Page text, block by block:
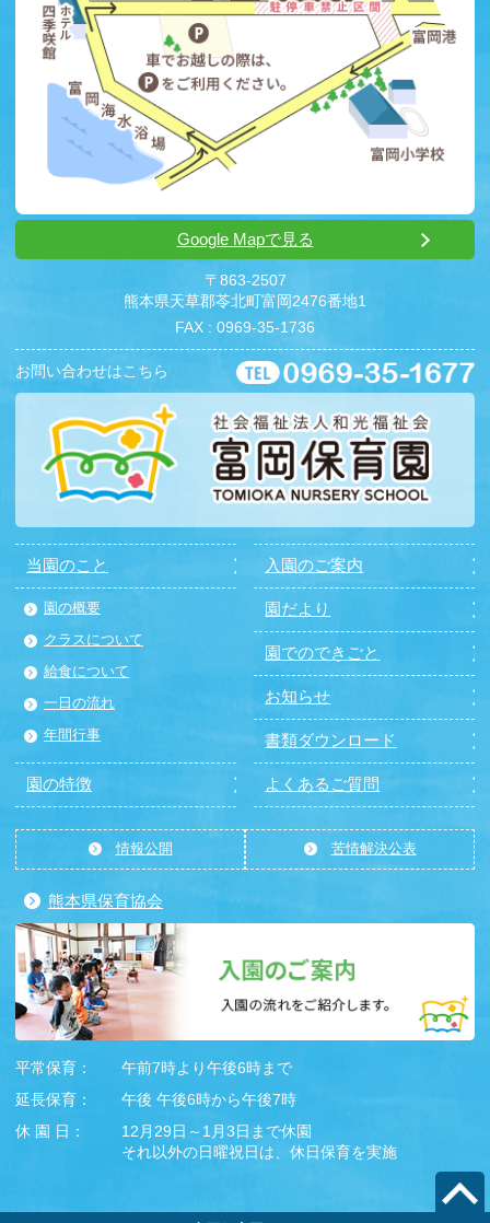
Google Mapで見る
〒863-2507
熊本県天草郡苓北町富岡2476番地1
FAX : 0969-35-1736
お問い合わせはこちら
当園のこと
園の概要
クラスについて
給食について
一日の流れ
年間行事
園の特徴
入園のご案内
園だより
園でのできごと
お知らせ
書類ダウンロード
よくあるご質問
情報公開 苦情解決公表
熊本県保育協会
平常保育：
午前7時より午後6時まで
延長保育：
午後 午後6時から午後7時
休 園 日：
12月29日～1月3日まで休園
それ以外の日曜祝日は、休日保育を実施